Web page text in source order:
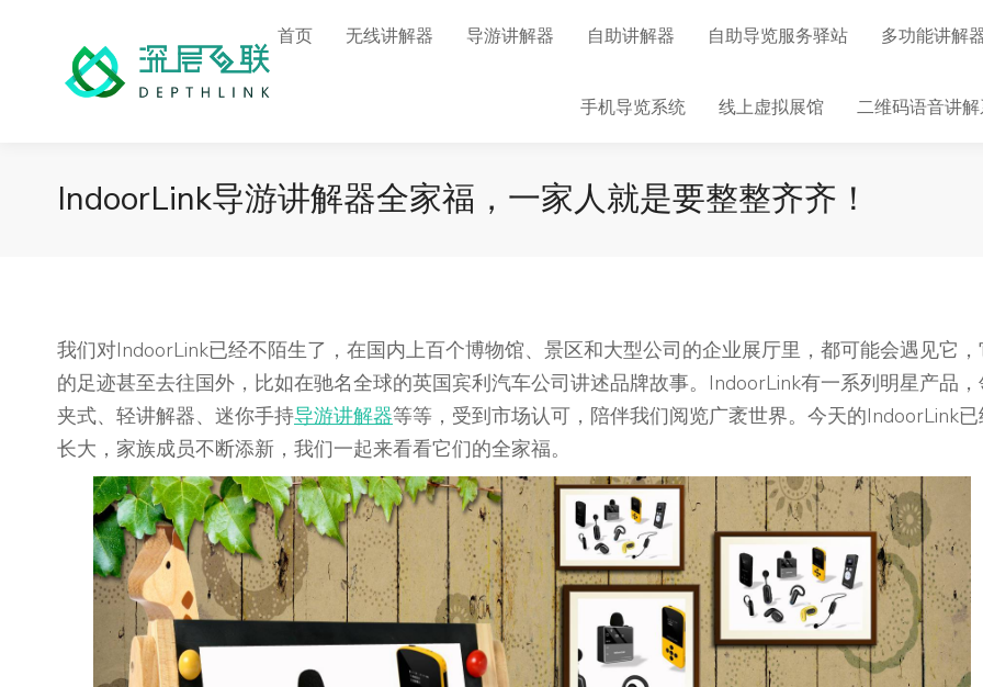
首页 无线讲解器 导游讲解器 自助讲解器 自助导览服务驿站 多功能讲解
手机导览系统 线上虚拟展馆 二维码语音讲
IndoorLink导游讲解器全家福，一家人就是要整整齐齐！
我们对IndoorLink已经不陌生了，在国内上百个博物馆、景区和大型公司的企业展厅里，都可能会遇见它，
的足迹甚至去往国外，比如在驰名全球的英国宾利汽车公司讲述品牌故事。IndoorLink有一系列明星产品，
夹式、轻讲解器、迷你手持导游讲解器等等，受到市场认可，陪伴我们阅览广袤世界。今天的IndoorLink
长大，家族成员不断添新，我们一起来看看它们的全家福。